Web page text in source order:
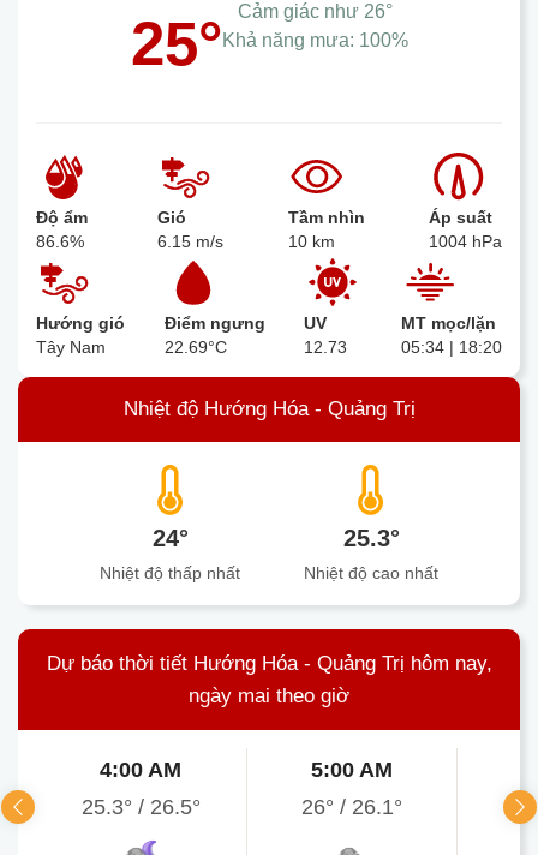
25°
Cảm giác như 26°
Khả năng mưa: 100%
Độ ẩm
86.6%
Gió
6.15 m/s
Tầm nhìn
10 km
Áp suất
1004 hPa
Hướng gió
Tây Nam
Điểm ngưng
22.69°C
UV
12.73
MT mọc/lặn
05:34 | 18:20
Nhiệt độ Hướng Hóa - Quảng Trị
24°
Nhiệt độ thấp nhất
25.3°
Nhiệt độ cao nhất
Dự báo thời tiết Hướng Hóa - Quảng Trị hôm nay,
ngày mai theo giờ
4:00 AM
25.3° / 26.5°
5:00 AM
26° / 26.1°